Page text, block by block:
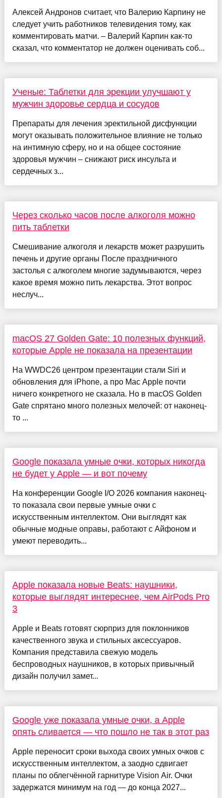
Алексей Андронов считает, что Валерию Карпину не
следует учить работников телевидения тому, как
комментировать матчи. – Валерий Карпин как-то
сказал, что комментатор не должен оценивать соб...
Ученые: Таблетки для эрекции улучшают у
мужчин здоровье сердца и сосудов
Препараты для лечения эректильной дисфункции
могут оказывать положительное влияние не только
на интимную сферу, но и на общее состояние
здоровья мужчин – снижают риск инсульта и
сердечных з...
Через сколько часов после алкоголя можно
пить таблетки
Смешивание алкоголя и лекарств может разрушить
печень и другие органы После праздничного
застолья с алкоголем многие задумываются, через
какое время можно пить лекарства. Этот вопрос
неслуч...
macOS 27 Golden Gate: 10 полезных функций,
которые Apple не показала на презентации
На WWDC26 центром презентации стали Siri и
обновления для iPhone, а про Mac Apple почти
ничего конкретного не сказала. Но в macOS Golden
Gate спрятано много полезных мелочей: от наконец-
то ...
Google показала умные очки, которых никогда
не будет у Apple — и вот почему
На конференции Google I/O 2026 компания наконец-
то показала свои первые умные очки с
искусственным интеллектом. Они выглядят как
обычные модные оправы, работают с Айфоном и
умеют переводить...
Apple показала новые Beats: наушники,
которые выглядят интереснее, чем AirPods Pro
3
Apple и Beats готовят сюрприз для поклонников
качественного звука и стильных аксессуаров.
Компания представила свежую модель
беспроводных наушников, в которых привычный
дизайн получил замет...
Google уже показала умные очки, а Apple
опять сливается — что пошло не так в этот раз
Apple переносит сроки выхода своих умных очков с
искусственным интеллектом, а заодно сдвигает
планы по облегчённой гарнитуре Vision Air. Очки
задержатся минимум на год — до конца 2027...